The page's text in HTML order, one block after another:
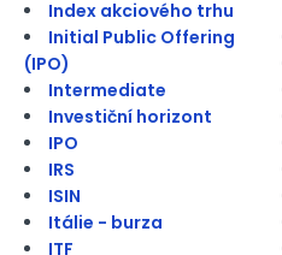
Index akciového trhu
Initial Public Offering
(IPO)
Intermediate
Investiční horizont
IPO
IRS
ISIN
Itálie - burza
ITF